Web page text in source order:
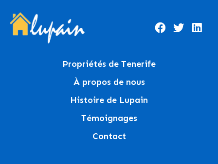
Propriétés de Tenerife
À propos de nous
Histoire de Lupain
Témoignages
Contact